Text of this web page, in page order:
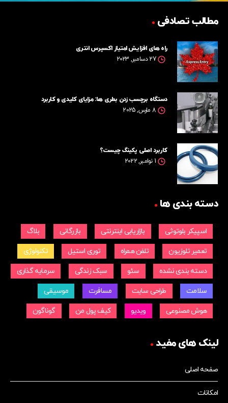
مطالب تصادفی
راه های افزایش امتیاز اکسپرس انتری
27 دسامبر, 2023
دستگاه برچسب زدن بطری ها: مزایای کلیدی و کاربرد
8 مارس, 2025
کاربرد اصلی پکینگ‌ چیست؟
1 نوامبر, 2022
دسته بندی ها
اسپیکر بلوتوثی بازاریابی اینترنتی بازرگانی بلاگ
تعمیر تلوزیون تلفن همراه توری استیل تکنولوژی
دسته بندی نشده سئو سبک زندگی سرمایه گذاری
سلامت طراحی سایت مسافرت موسیقی
هوش مصنوعی ویدیو کیف پول من گوناگون
لینک های مفید
صفحه اصلی
امکانات